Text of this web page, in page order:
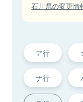
石川県の変更情
ア行
ナ行